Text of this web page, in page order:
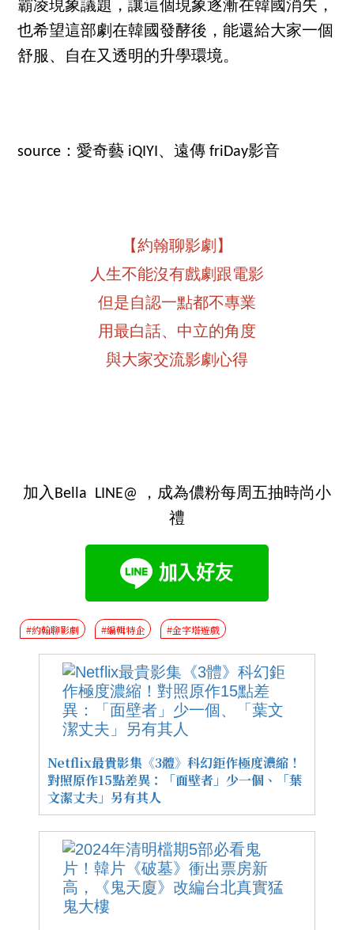
霸凌現象議題，讓這個現象逐漸在韓國消失，
也希望這部劇在韓國發酵後，能還給大家一個
舒服、自在又透明的升學環境。
source：愛奇藝 iQIYI、遠傳 friDay影音
【約翰聊影劇】
人生不能沒有戲劇跟電影
但是自認一點都不專業
用最白話、中立的角度
與大家交流影劇心得
加入Bella LINE@ ，成為儂粉每周五抽時尚小
禮
#約翰聊影劇 #編輯特企 #金字塔遊戲
Netflix最貴影集《3體》科幻鉅作極度濃縮！
對照原作15點差異：「面壁者」少一個、「葉
文潔丈夫」另有其人